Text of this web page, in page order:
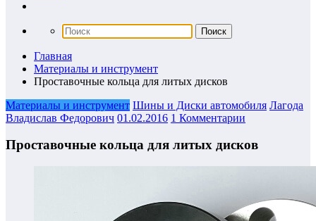
Главная
Материалы и инструмент
Проставочные кольца для литых дисков
Материалы и инструмент Шины и Диски автомобиля Лагода
Владислав Федорович 01.02.2016 1 Комментарии
Проставочные кольца для литых дисков